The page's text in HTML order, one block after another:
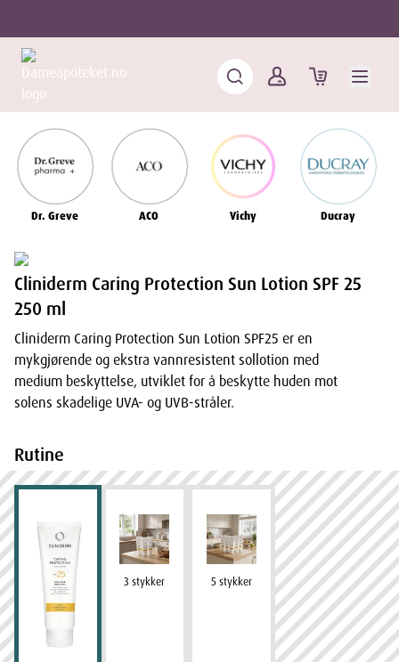
Dr. Greve ACO Vichy Ducray
Cliniderm Caring Protection Sun Lotion SPF 25
250 ml
Cliniderm Caring Protection Sun Lotion SPF25 er en
mykgjørende og ekstra vannresistent sollotion med
medium beskyttelse, utviklet for å beskytte huden mot
solens skadelige UVA- og UVB-stråler.
Rutine
3 stykker 5 stykker